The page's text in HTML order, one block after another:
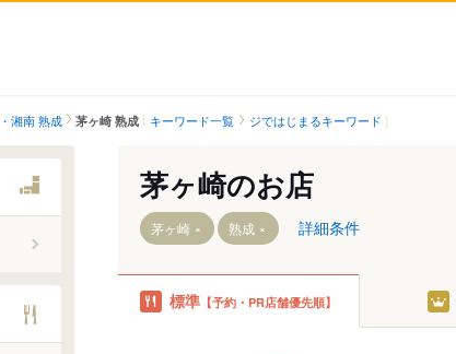
湘南 熟成 茅ヶ崎 熟成 キーワード一覧 ジではじまるキーワード
茅ケ崎駅
茅ヶ崎のお店
茅ヶ崎 熟成 詳細条件
標準 【予約・PR店舗優先順】